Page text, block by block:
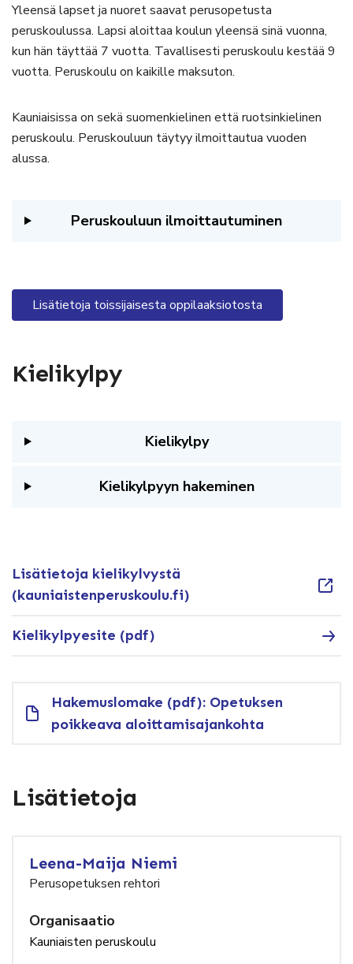
Yleensä lapset ja nuoret saavat perusopetusta
peruskoulussa. Lapsi aloittaa koulun yleensä sinä vuonna,
kun hän täyttää 7 vuotta. Tavallisesti peruskoulu kestää 9
vuotta. Peruskoulu on kaikille maksuton.
Kauniaisissa on sekä suomenkielinen että ruotsinkielinen
peruskoulu. Peruskouluun täytyy ilmoittautua vuoden
alussa.
Peruskouluun ilmoittautuminen
Lisätietoja toissijaisesta oppilaaksiotosta
Kielikylpy
Kielikylpy
Kielikylpyyn hakeminen
Lisätietoja kielikylvystä
(kauniaistenperuskoulu.fi)
Kielikylpyesite (pdf)
Hakemuslomake (pdf): Opetuksen
poikkeava aloittamisajankohta
Lisätietoja
Leena-Maija Niemi
Perusopetuksen rehtori
Organisaatio
Kauniaisten peruskoulu